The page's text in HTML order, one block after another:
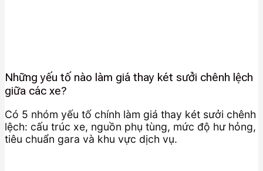
Những yếu tố nào làm giá thay két sưởi chênh lệch
giữa các xe?
Có 5 nhóm yếu tố chính làm giá thay két sưởi chênh
lệch: cấu trúc xe, nguồn phụ tùng, mức độ hư hỏng,
tiêu chuẩn gara và khu vực dịch vụ.